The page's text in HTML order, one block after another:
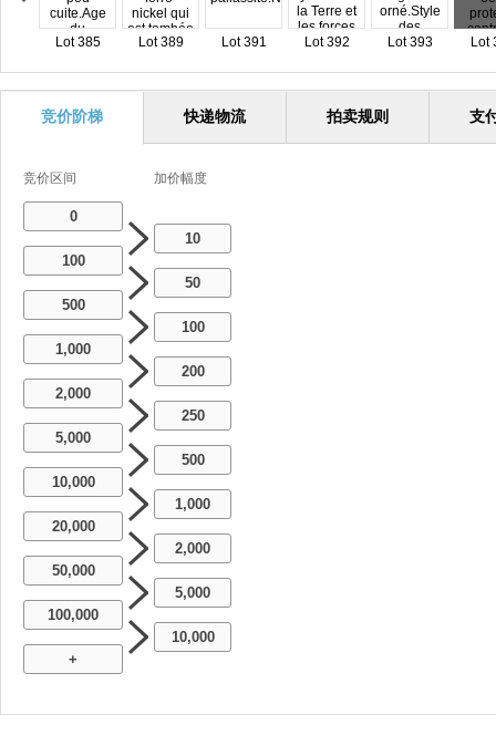
Lot 385 Lot 389 Lot 391 Lot 392 Lot 393 Lot
竞价阶梯 快递物流 拍卖规则 支
竞价区间 加价幅度
0
10
100
50
500
100
1,000
200
2,000
250
5,000
500
10,000
1,000
20,000
2,000
50,000
5,000
100,000
10,000
+